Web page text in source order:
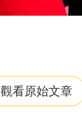
觀看原始文章